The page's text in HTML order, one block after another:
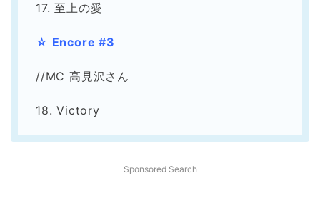
17. 至上の愛
☆ Encore #3
//MC 高見沢さん
18. Victory
Sponsored Search